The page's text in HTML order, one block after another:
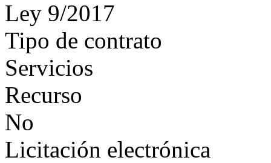
Ley 9/2017
Tipo de contrato
Servicios
Recurso
No
Licitación electrónica